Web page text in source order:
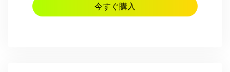
今すぐ購入